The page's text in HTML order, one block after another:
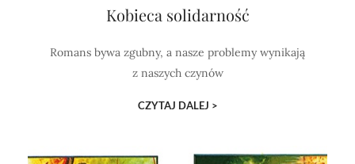
Kobieca solidarność
Romans bywa zgubny, a nasze problemy wynikają
z naszych czynów
CZYTAJ DALEJ >